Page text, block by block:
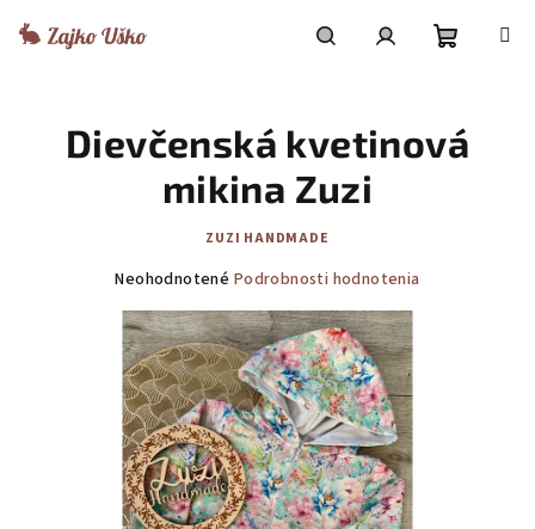
košík
Dievčenská kvetinová
mikina Zuzi
ZUZI HANDMADE
Priemerné
produktu
je
0,0
z
5
hviezdičiek.
Neohodnotené Podrobnosti hodnotenia